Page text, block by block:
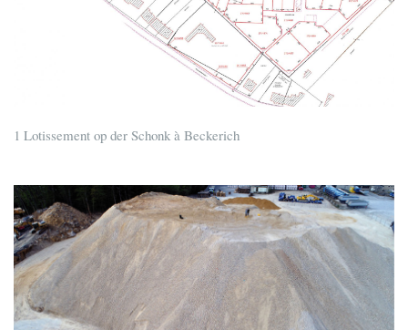
1 Lotissement op der Schonk à Beckerich